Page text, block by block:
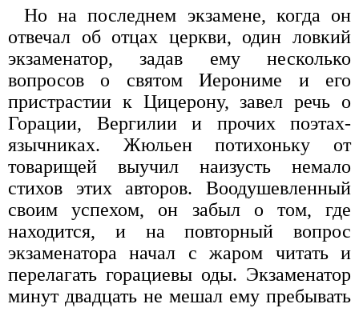
Но на последнем экзамене, когда он
отвечал об отцах церкви, один ловкий
экзаменатор, задав ему несколько
вопросов о святом Иерониме и его
пристрастии к Цицерону, завел речь о
Горации, Вергилии и прочих поэтах-
язычниках. Жюльен потихоньку от
товарищей выучил наизусть немало
стихов этих авторов. Воодушевленный
своим успехом, он забыл о том, где
находится, и на повторный вопрос
экзаменатора начал с жаром читать и
перелагать горациевы оды. Экзаменатор
минут двадцать не мешал ему пребывать